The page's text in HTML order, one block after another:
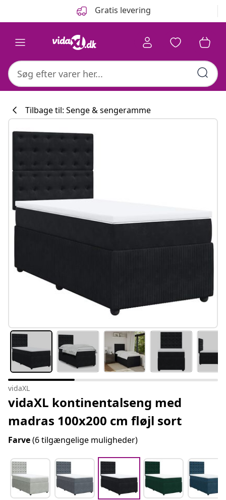
Gratis levering
#sharemevidaxl
Tilbage til: Senge & sengeramme
vidaXL
vidaXL kontinentalseng med
madras 100x200 cm fløjl sort
Farve(6 tilgængelige muligheder)